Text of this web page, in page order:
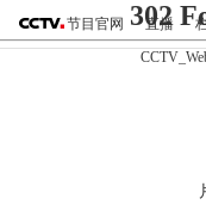
302
节目官网 直播